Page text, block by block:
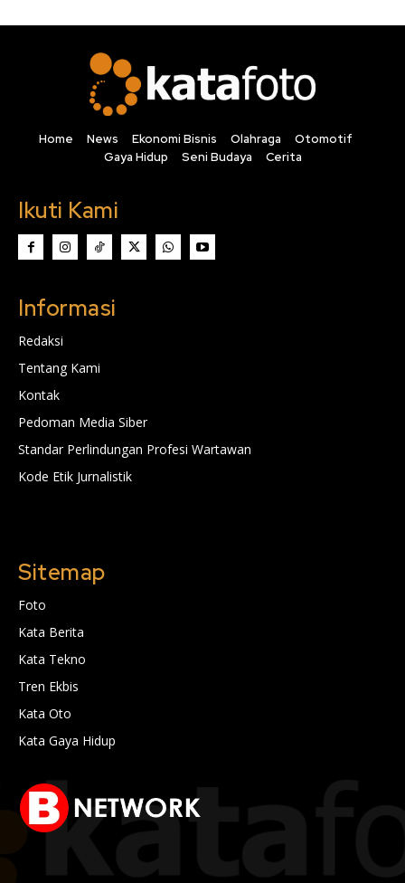
Home News Ekonomi Bisnis Olahraga
Otomotif
Gaya Hidup
Seni Budaya Cerita
Ikuti Kami
Informasi
Redaksi
Tentang Kami
Kontak
Pedoman Media Siber
Standar Perlindungan Profesi Wartawan
Kode Etik Jurnalistik
Sitemap
Foto
Kata Berita
Kata Tekno
Tren Ekbis
Kata Oto
Kata Gaya Hidup